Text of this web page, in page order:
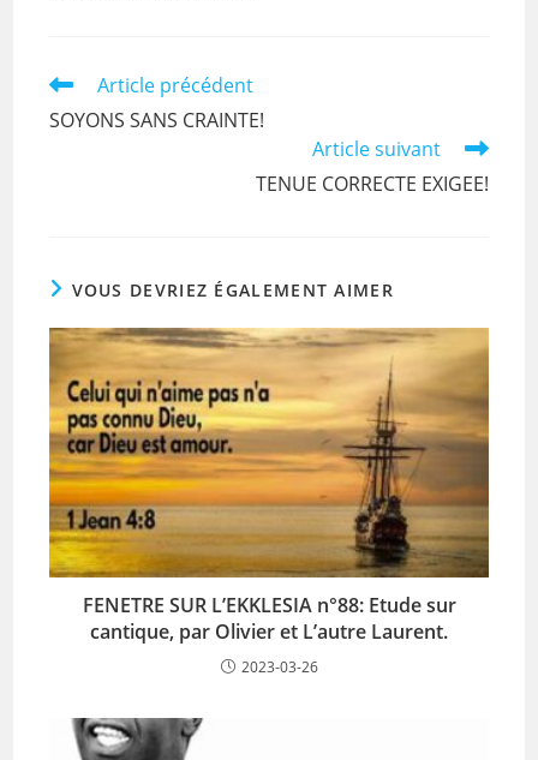
o
o
p
p
Read
articles
Article précédent
SOYONS SANS CRAINTE!
Article suivant
TENUE CORRECTE EXIGEE!
VOUS DEVRIEZ ÉGALEMENT AIMER
FENETRE SUR L’EKKLESIA n°88: Etude sur
cantique, par Olivier et L’autre Laurent.
2023-03-26